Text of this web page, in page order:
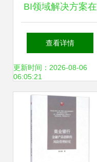
BI领域解决方案在
商业管理中的关键
作用
查看详情
更新时间：2026-08-06
06:05:21